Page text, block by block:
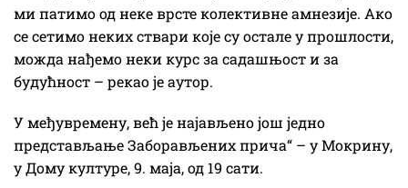
ми патимо од неке врсте колективне амнезије. Ако
се сетимо неких ствари које су остале у прошлости,
можда нађемо неки курс за садашњост и за
будућност – рекао је аутор.
У међувремену, већ је најављено још једно
представљање Заборављених прича“ – у Мокрину,
у Дому културе, 9. маја, од 19 сати.